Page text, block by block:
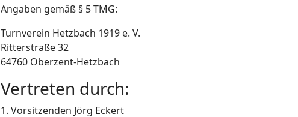
Angaben gemäß § 5 TMG:
Turnverein Hetzbach 1919 e. V.
Ritterstraße 32
64760 Oberzent-Hetzbach
Vertreten durch:
1. Vorsitzenden Jörg Eckert